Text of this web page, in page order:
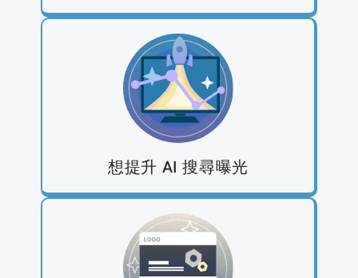
想提升 AI 搜尋曝光